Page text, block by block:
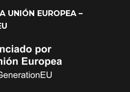
UNIÓN EUROPEA –